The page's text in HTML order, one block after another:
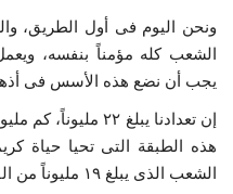
ونحن اليوم فى أول الطريق،
الشعب كله مؤمناً بنفسه،
يجب أن نضع هذه الأسس فى
إن تعدادنا يبلغ ٢٢
هذه الطبقة التى تحيا حياة
الشعب الذى يبلغ ١٩ مليوناً من الفلاحين عراة حفاة وفقراء.